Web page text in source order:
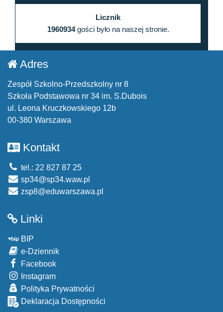
Licznik
1960934gości było na naszej stronie.
Adres
Zespół Szkolno-Przedszkolny nr 8
Szkoła Podstawowa nr 34 im. S.Dubois
ul. Leona Kruczkowskiego 12b
00-380 Warszawa
Kontakt
tel.: 22 827 87 25
sp34@sp34.waw.pl
zsp8@eduwarszawa.pl
Linki
BIP
e-Dziennik
Facebook
Instagram
Polityka Prywatności
Deklaracja Dostępności